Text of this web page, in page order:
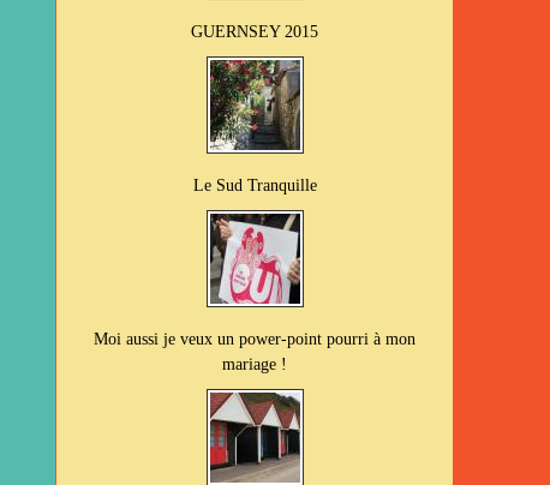
GUERNSEY 2015
Le Sud Tranquille
Moi aussi je veux un power-point pourri à mon
mariage !